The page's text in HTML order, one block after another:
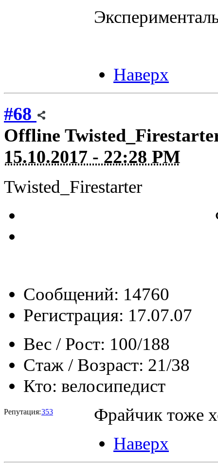
Наверх
#68
Offline
15.10.2017 - 22:28 PM
Twisted_Firestarter
Сообщений: 14760
Регистрация: 17.07.07
Вес / Рост: 100/188
Стаж / Возраст: 21/38
Кто: велосипедист
Репутация:353
Фрайчик тоже
Наверх